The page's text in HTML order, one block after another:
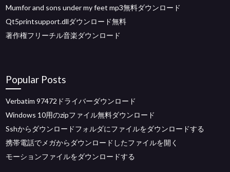
Mumfor and sons under my feet mp3無料ダウンロード
Qt5printsupport.dllダウンロード無料
著作権フリーチル音楽ダウンロード
Popular Posts
Verbatim 97472ドライバーダウンロード
Windows 10用のzipファイル無料ダウンロード
Sshからダウンロードフォルダにファイルをダウンロードする
携帯電話でメガからダウンロードしたファイルを開く
モーションファイルをダウンロードする